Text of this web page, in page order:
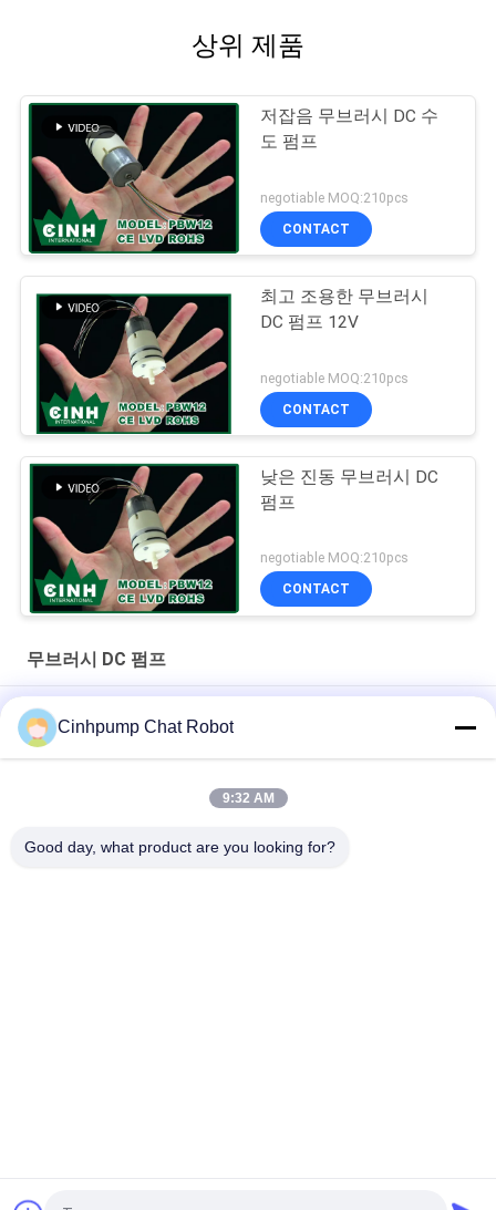
상위 제품
저잡음 무브러시 DC 수
도 펌프
negotiable MOQ:210pcs
CONTACT
최고 조용한 무브러시
DC 펌프 12V
negotiable MOQ:210pcs
CONTACT
낮은 진동 무브러시 DC
펌프
negotiable MOQ:210pcs
CONTACT
무브러시 DC 펌프
수족관 소형 진공 펌프 저잡음/무브러시 DC 수도 펌프 ROHS 투약
고압 무브러시 DC 펌프 DC12V DC24V의 마이크로 격막 펌프
무브러시 DC를 투약해서 낮은 전력 소비 250mA/마이크로 공기
Cinhpump Chat Robot
9:32 AM
Good day, what product are you looking for?